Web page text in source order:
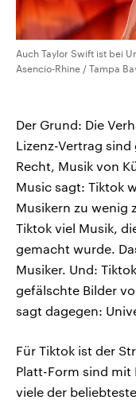
Auch Taylor Swift ist bei
Asencio-Rhine / Tampa
Der Grund: Die
Lizenz-Vertrag
Recht, Musik von
Music sagt: Tiktok
Musikern zu wenig
Tiktok viel Musik,
gemacht wurde.
Musiker. Und:
gefälschte Bilder
sagt dagegen:
Für Tiktok ist der
Platt-Form sind mit
viele der